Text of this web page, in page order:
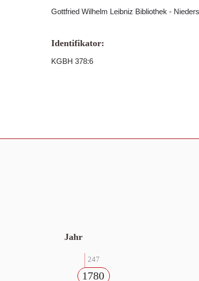
Gottfried Wilhelm Leibniz Bibliothek -
Identifikator:
KGBH 378:6
Jahr
247
1780